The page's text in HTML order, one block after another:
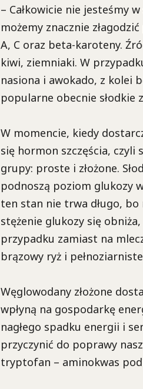
– Całkowicie nie jesteśmy
możemy znacznie
A, C oraz beta-karoteny.
kiwi, ziemniaki. W
nasiona i awokado, z kolei
popularne obecnie słodkie
W momencie, kiedy
się hormon szczęścia, czyli
grupy: proste i złożone.
podnoszą poziom glukozy
ten stan nie trwa długo,
stężenie glukozy się
przypadku zamiast na
brązowy ryż i
Węglowodany złożone
wpłyną na gospodarkę
nagłego spadku energii i
przyczynić do poprawy
tryptofan – aminokwas